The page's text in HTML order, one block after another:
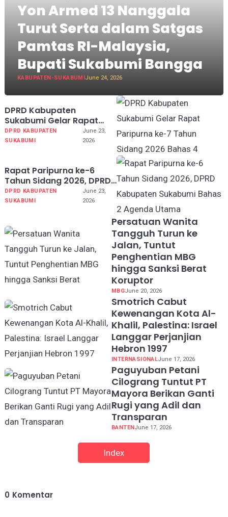
Yon Armed 13 Nanggala
Turut Serta dalam Satgas
Pamtas RI-Malaysia,
Bupati Sukabumi Bangga
KABUPATEN-SUKABUMIJune 24, 2026
DPRD Kabupaten
Sukabumi Gelar Rapat
Paripurna ke-7 Tahun
Sidang 2026 Bahas 4
DPRD KABUPATEN
SUKABUMI
June 23,
2026
Rapat Paripurna ke-6
Tahun Sidang 2026, DPRD
Kabupaten Sukabumi
Bahas 2 Agenda Utama
DPRD KABUPATEN
SUKABUMI
June 23,
2026
Persatuan Wanita
Tangguh Turun ke
Jalan, Tuntut
Penghentian MBG
hingga Sanksi Berat
Koruptor
MBGJune 20, 2026
Smotrich Cabut
Kewenangan Kota Al-
Khalil, Palestina: Israel
Langgar Perjanjian
Hebron 1997
INTERNASIONALJune 17, 2026
Paguyuban Petani
Cilograng Tuntut PT
Mayora Berikan Ganti
Rugi yang Adil dan
Transparan
BANTEN June 17, 2026
Index
0 Komentar